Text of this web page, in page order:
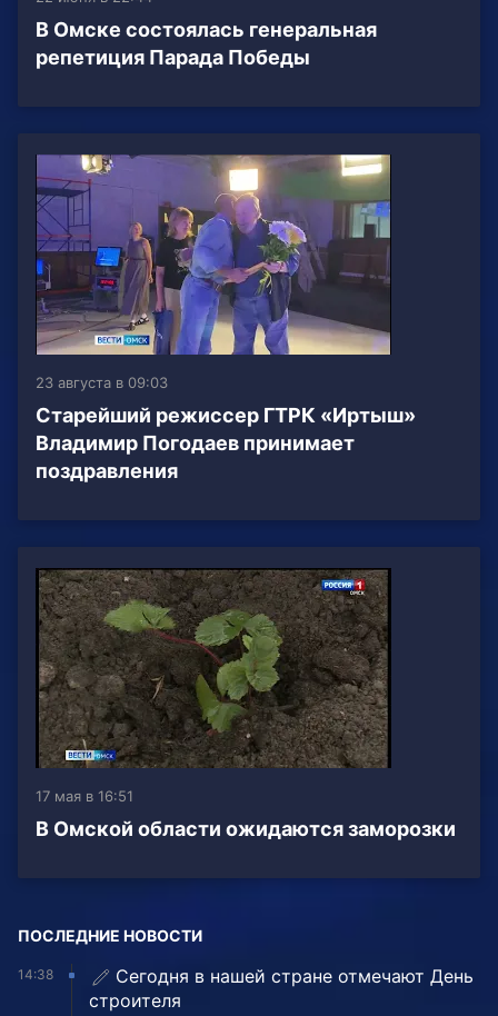
В Омске состоялась генеральная
репетиция Парада Победы
23 августа в 09:03
Старейший режиссер ГТРК «Иртыш»
Владимир Погодаев принимает
поздравления
17 мая в 16:51
В Омской области ожидаются заморозки
ПОСЛЕДНИЕ НОВОСТИ
14:38
Сегодня в нашей стране отмечают День
строителя